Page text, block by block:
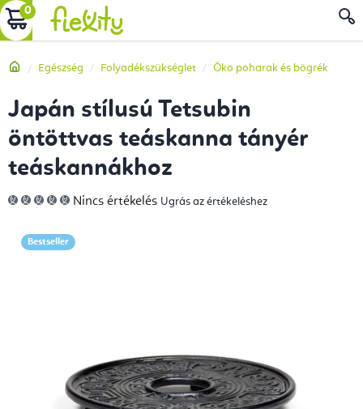
Ugrás
a
tartalomhoz
KOSÁR
Kezdőlap
Egészség Folyadékszükséglet Öko poharak és bögrék
Japán stílusú Tetsubin
öntöttvas teáskanna tányér
teáskannákhoz
A
termék
5-
ből
Nincs értékelés Ugrás az értékeléshez
Bestseller